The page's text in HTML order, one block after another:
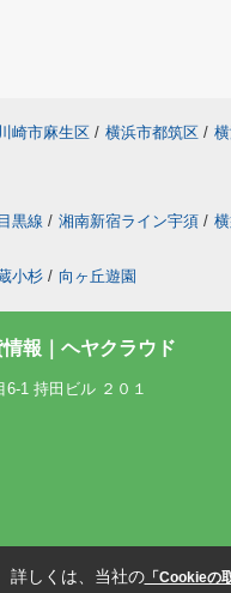
川崎市麻生区 / 横浜市都筑区 /
黒線 / 湘南新宿ライン宇須 /
小杉 / 向ヶ丘遊園
報｜ヘヤクラウド
1 持田ビル ２０１
詳しくは、当社の「Cookieの